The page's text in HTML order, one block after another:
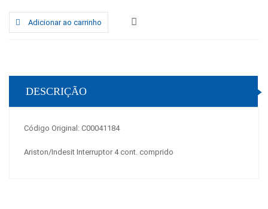
Adicionar ao carrinho
DESCRIÇÃO
Código Original: C00041184
Ariston/Indesit Interruptor 4 cont. comprido